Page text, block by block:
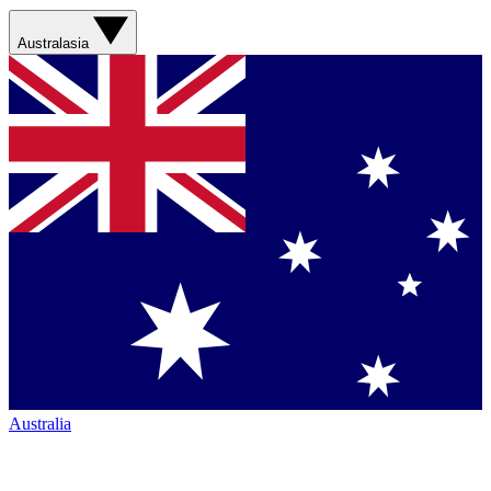
Australasia
Australia